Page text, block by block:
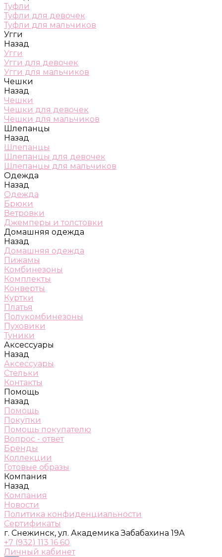
Туфли
Туфли для девочек
Туфли для мальчиков
Угги
Назад
Угги
Угги для девочек
Угги для мальчиков
Чешки
Назад
Чешки
Чешки для девочек
Чешки для мальчиков
Шлепанцы
Назад
Шлепанцы
Шлепанцы для девочек
Шлепанцы для мальчиков
Одежда
Назад
Одежда
Брюки
Ветровки
Джемперы и толстовки
Домашняя одежда
Назад
Домашняя одежда
Пижамы
Комбинезоны
Комплекты
Конверты
Куртки
Платья
Полукомбинезоны
Пуховики
Туники
Аксессуары
Назад
Аксессуары
Стельки
Контакты
Помощь
Назад
Помощь
Покупки
Помощь покупателю
Вопрос - ответ
Бренды
Коллекции
Готовые образы
Компания
Назад
Компания
Новости
Политика конфиденциальности
Сертификаты
г. Снежинск, ул. Академика Забабахина 19А
+7 (932) 113 16 60
Личный кабинет